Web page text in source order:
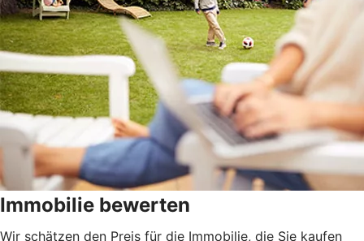
Immobilie bewerten
Wir schätzen den Preis für die Immobilie, die Sie kaufen